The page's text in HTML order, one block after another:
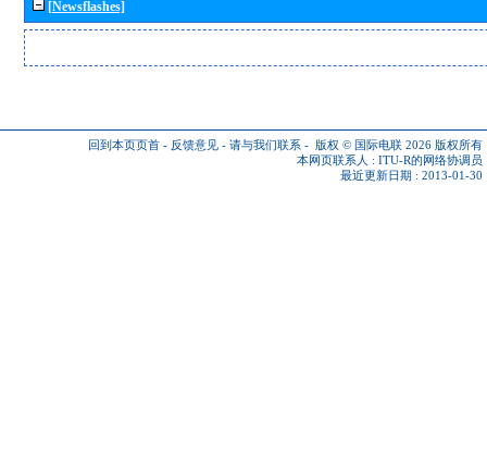
[Newsflashes]
回到本页页首 - 反馈意见 - 请与我们联系 - 版权 © 国际电联 2026 版权所有
本网页联系人 : ITU-R的网络协调员
最近更新日期 : 2013-01-30